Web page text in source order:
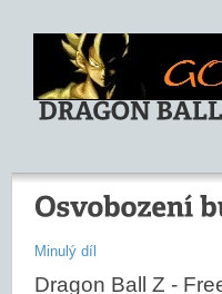
Minulý díl
Dragon Ball Z -